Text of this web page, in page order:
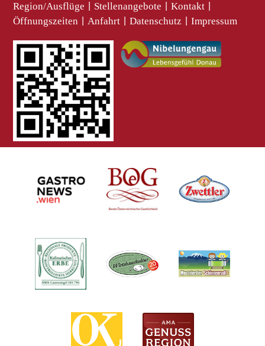
Region/Ausflüge Stellenangebote Kontakt
Öffnungszeiten Anfahrt Datenschutz Impressum